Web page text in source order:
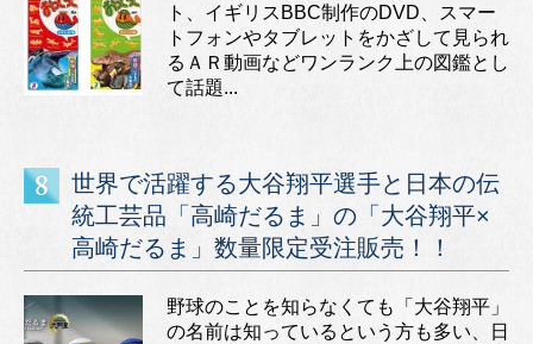
ト、イギリスBBC制作のDVD、スマー
トフォンやタブレットをかざして見られ
るＡＲ動画などワンランク上の図鑑とし
て話題...
世界で活躍する大谷翔平選手と日本の伝
統工芸品「高崎だるま」の「大谷翔平×
高崎だるま」数量限定受注販売！！
野球のことを知らなくても「大谷翔平」
の名前は知っているという方も多い、日